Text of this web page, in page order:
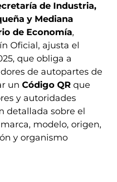
de Industria,
y Mediana
de Economía,
Oficial, ajusta el
que obliga a
de autopartes de
un Código QR que
y autoridades
detallada sobre el
modelo, origen,
y organismo